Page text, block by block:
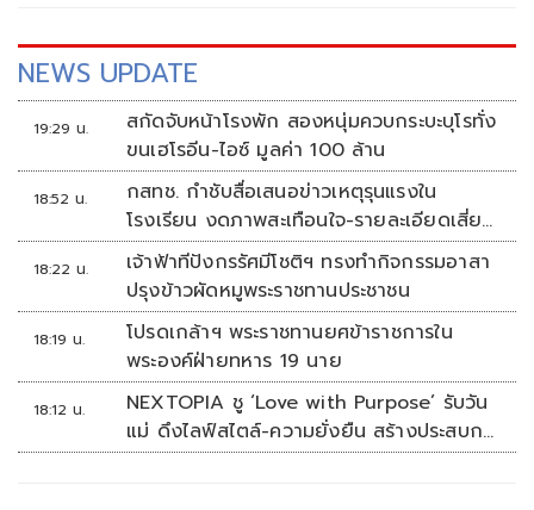
NEWS UPDATE
19:29 น.
สกัดจับหน้าโรงพัก สองหนุ่มควบกระบะบุโรทั่ง
ขนเฮโรอีน-ไอซ์ มูลค่า 100 ล้าน
18:52 น.
กสทช. กำชับสื่อเสนอข่าวเหตุรุนแรงใน
โรงเรียน งดภาพสะเทือนใจ-รายละเอียดเสี่ยง
เลียนแบบ
18:22 น.
เจ้าฟ้าทีปังกรรัศมีโชติฯ ทรงทำกิจกรรมอาสา
ปรุงข้าวผัดหมูพระราชทานประชาชน
18:19 น.
โปรดเกล้าฯ พระราชทานยศข้าราชการใน
พระองค์ฝ่ายทหาร 19 นาย
18:12 น.
NEXTOPIA ชู ‘Love with Purpose’ รับวัน
แม่ ดึงไลฟ์สไตล์-ความยั่งยืน สร้างประสบกา
รณ์ช้อปปิงมีความหมาย